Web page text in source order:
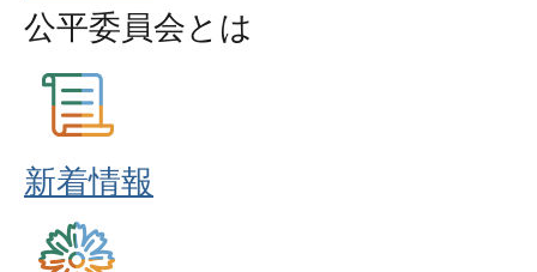
公平委員会とは
新着情報